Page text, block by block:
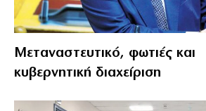
Μεταναστευτικό, φωτιές και
κυβερνητική διαχείριση